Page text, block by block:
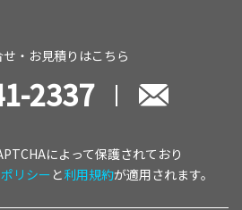
せ・お見積りはこちら
2337
によって保護されており
リシー と利用規約が適用されます。